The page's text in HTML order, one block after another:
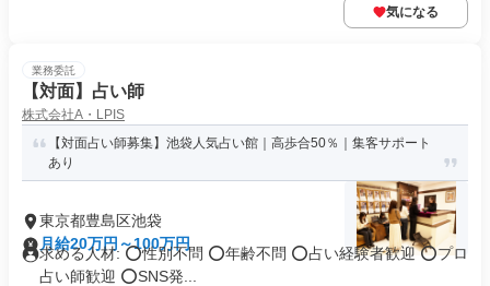
気になる
業務委託
【対面】占い師
株式会社A・LPIS
【対面占い師募集】池袋人気占い館｜高歩合50％｜集客サポート
あり
東京都豊島区池袋
月給20万円～100万円
求める人材: ⭕性別不問 ⭕年齢不問 ⭕占い経験者歓迎 ⭕プロ
占い師歓迎 ⭕SNS発...